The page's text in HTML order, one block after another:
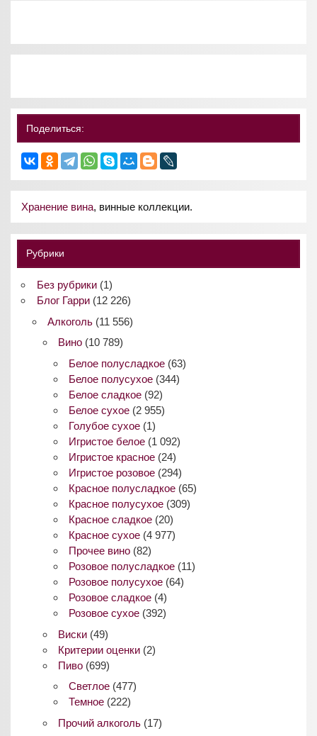
Поделиться:
Хранение вина, винные коллекции.
Рубрики
Без рубрики(1)
Блог Гарри(12 226)
Алкоголь(11 556)
Вино(10 789)
Белое полусладкое (63)
Белое полусухое (344)
Белое сладкое (92)
Белое сухое (2 955)
Голубое сухое (1)
Игристое белое (1 092)
Игристое красное (24)
Игристое розовое (294)
Красное полусладкое (65)
Красное полусухое (309)
Красное сладкое (20)
Красное сухое (4 977)
Прочее вино (82)
Розовое полусладкое (11)
Розовое полусухое (64)
Розовое сладкое (4)
Розовое сухое (392)
Виски(49)
Критерии оценки(2)
Пиво(699)
Светлое (477)
Темное (222)
Прочий алкоголь(17)